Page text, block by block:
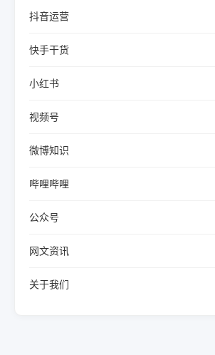
抖音运营
快手干货
小红书
视频号
微博知识
哔哩哔哩
公众号
网文资讯
关于我们